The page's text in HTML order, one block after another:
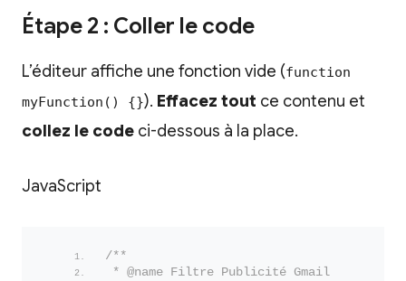
Étape 2 : Coller le code
L’éditeur affiche une fonction vide (function
myFunction() {}). Effacez tout ce contenu et
collez le code ci-dessous à la place.
JavaScript
/**
* @name Filtre Publicité Gmail